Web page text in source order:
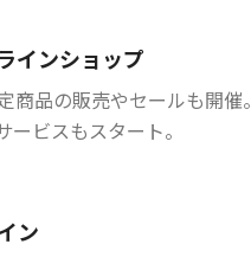
インショップ
商品の販売やセールも開催。
ビスもスタート。
ン